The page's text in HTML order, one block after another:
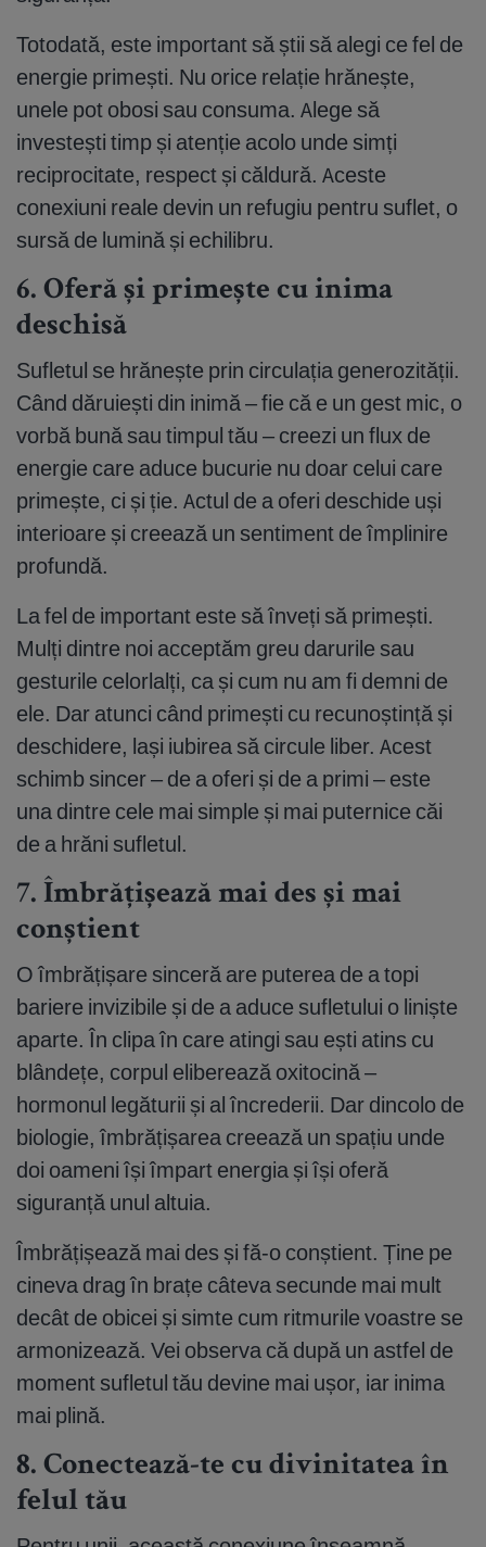
Totodată, este important să știi să alegi ce fel de
energie primești. Nu orice relație hrănește,
unele pot obosi sau consuma. Alege să
investești timp și atenție acolo unde simți
reciprocitate, respect și căldură. Aceste
conexiuni reale devin un refugiu pentru suflet, o
sursă de lumină și echilibru.
6. Oferă și primește cu inima
deschisă
Sufletul se hrănește prin circulația generozității.
Când dăruiești din inimă – fie că e un gest mic, o
vorbă bună sau timpul tău – creezi un flux de
energie care aduce bucurie nu doar celui care
primește, ci și ție. Actul de a oferi deschide uși
interioare și creează un sentiment de împlinire
profundă.
La fel de important este să înveți să primești.
Mulți dintre noi acceptăm greu darurile sau
gesturile celorlalți, ca și cum nu am fi demni de
ele. Dar atunci când primești cu recunoștință și
deschidere, lași iubirea să circule liber. Acest
schimb sincer – de a oferi și de a primi – este
una dintre cele mai simple și mai puternice căi
de a hrăni sufletul.
7. Îmbrățișează mai des și mai
conștient
O îmbrățișare sinceră are puterea de a topi
bariere invizibile și de a aduce sufletului o liniște
aparte. În clipa în care atingi sau ești atins cu
blândețe, corpul eliberează oxitocină –
hormonul legăturii și al încrederii. Dar dincolo de
biologie, îmbrățișarea creează un spațiu unde
doi oameni își împart energia și își oferă
siguranță unul altuia.
Îmbrățișează mai des și fă-o conștient. Ține pe
cineva drag în brațe câteva secunde mai mult
decât de obicei și simte cum ritmurile voastre se
armonizează. Vei observa că după un astfel de
moment sufletul tău devine mai ușor, iar inima
mai plină.
8. Conectează-te cu divinitatea în
felul tău